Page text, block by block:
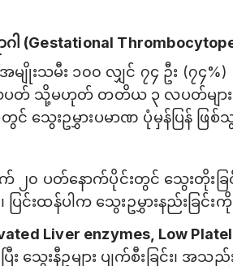
(Gestational
အမျိုးသမီး ၁၀၀ လျှင် ၇၄ ဦး (၇၄
တ် သို့မဟုတ် တတိယ ၃ လပတ်များ
တွင် သွေးဥမွှားပမာဏ ပုံမှန်ပြန် ဖ
ပတ်နောက်ပိုင်းတွင် သွေးတိုးခြ
ြင်းထန်ပါက သွေးဥမွှားနည်းခြင်
Liver enzymes, Low
သွေးနီဥများ ပျက်စီးခြင်း၊ အသ